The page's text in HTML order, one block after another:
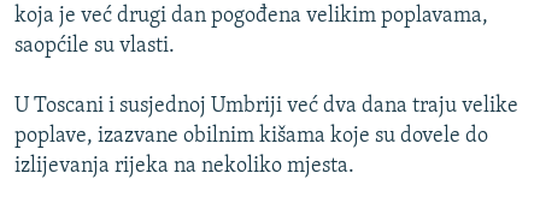
RSE PRIČE IZ SVIJETA
DNEVNO@RSE
SPECIJALI RSE
koja je već drugi dan pogođena velikim poplavama,
saopćile su vlasti.
U Toscani i susjednoj Umbriji već dva dana traju velike
poplave, izazvane obilnim kišama koje su dovele do
izlijevanja rijeka na nekoliko mjesta.